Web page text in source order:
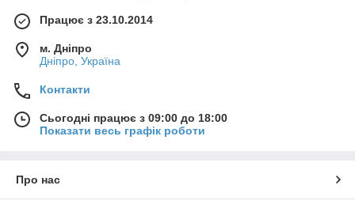
Працює з 23.10.2014
м. Дніпро
Дніпро, Україна
Контакти
Сьогодні працює з 09:00 до 18:00
Показати весь графік роботи
Про нас